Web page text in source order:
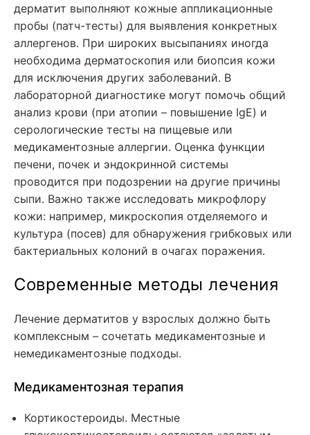
дерматит выполняют кожные аппликационные
пробы (патч-тесты) для выявления конкретных
аллергенов. При широких высыпаниях иногда
необходима дерматоскопия или биопсия кожи
для исключения других заболеваний. В
лабораторной диагностике могут помочь общий
анализ крови (при атопии – повышение IgE) и
серологические тесты на пищевые или
медикаментозные аллергии. Оценка функции
печени, почек и эндокринной системы
проводится при подозрении на другие причины
сыпи. Важно также исследовать микрофлору
кожи: например, микроскопия отделяемого и
культура (посев) для обнаружения грибковых или
бактериальных колоний в очагах поражения.
Современные методы лечения
Лечение дерматитов у взрослых должно быть
комплексным – сочетать медикаментозные и
немедикаментозные подходы.
Медикаментозная терапия
Кортикостероиды. Местные